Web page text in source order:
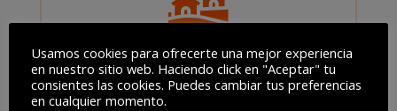
AKIWIFI TEMPORADA
Especial segunda residencia y vacionales
Usamos cookies para ofrecerte una mejor experiencia
en nuestro sitio web. Haciendo click en "Aceptar" tu
consientes las cookies. Puedes cambiar tus preferencias
en cualquier momento.